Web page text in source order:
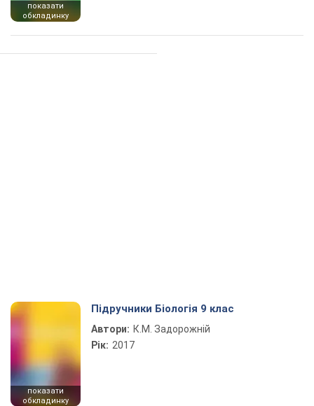
показати
обкладинку
показати
обкладинку
Підручники Біологія 9 клас
Автори: К.М. Задорожній
Рік: 2017